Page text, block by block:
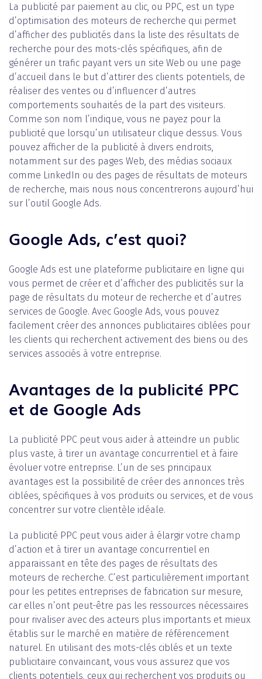
La publicité par paiement au clic, ou PPC, est un type
d’optimisation des moteurs de recherche qui permet
d’afficher des publicités dans la liste des résultats de
recherche pour des mots-clés spécifiques, afin de
générer un trafic payant vers un site Web ou une page
d’accueil dans le but d’attirer des clients potentiels, de
réaliser des ventes ou d’influencer d’autres
comportements souhaités de la part des visiteurs.
Comme son nom l’indique, vous ne payez pour la
publicité que lorsqu’un utilisateur clique dessus. Vous
pouvez afficher de la publicité à divers endroits,
notamment sur des pages Web, des médias sociaux
comme LinkedIn ou des pages de résultats de moteurs
de recherche, mais nous nous concentrerons aujourd’hui
sur l’outil Google Ads.
Google Ads, c’est quoi?
Google Ads est une plateforme publicitaire en ligne qui
vous permet de créer et d’afficher des publicités sur la
page de résultats du moteur de recherche et d’autres
services de Google. Avec Google Ads, vous pouvez
facilement créer des annonces publicitaires ciblées pour
les clients qui recherchent activement des biens ou des
services associés à votre entreprise.
Avantages de la publicité PPC
et de Google Ads
La publicité PPC peut vous aider à atteindre un public
plus vaste, à tirer un avantage concurrentiel et à faire
évoluer votre entreprise. L’un de ses principaux
avantages est la possibilité de créer des annonces très
ciblées, spécifiques à vos produits ou services, et de vous
concentrer sur votre clientèle idéale.
La publicité PPC peut vous aider à élargir votre champ
d’action et à tirer un avantage concurrentiel en
apparaissant en tête des pages de résultats des
moteurs de recherche. C’est particulièrement important
pour les petites entreprises de fabrication sur mesure,
car elles n’ont peut-être pas les ressources nécessaires
pour rivaliser avec des acteurs plus importants et mieux
établis sur le marché en matière de référencement
naturel. En utilisant des mots-clés ciblés et un texte
publicitaire convaincant, vous vous assurez que vos
clients potentiels, ceux qui recherchent vos produits ou